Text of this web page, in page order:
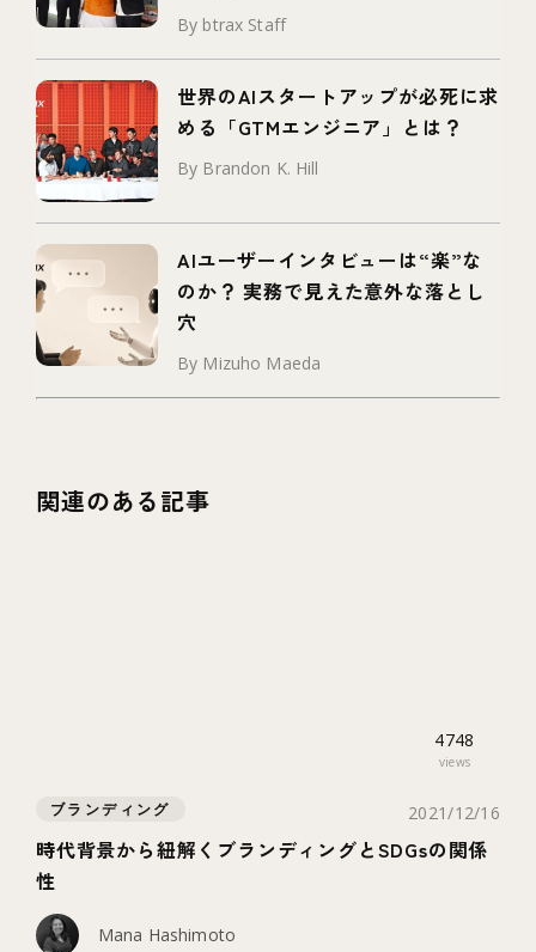
By btrax Staff
世界のAIスタートアップが必死に求
める「GTMエンジニア」とは？
By Brandon K. Hill
AIユーザーインタビューは“楽”な
のか？ 実務で見えた意外な落とし
穴
By Mizuho Maeda
関連のある記事
4748
views
ブランディング 2021/12/16
時代背景から紐解くブランディングとSDGsの関係
性
Mana Hashimoto